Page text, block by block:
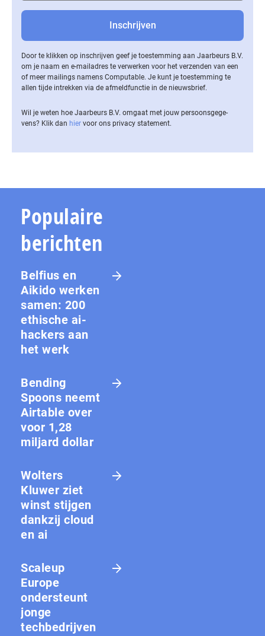
Door te klikken op inschrijven geef je toestemming aan Jaarbeurs B.V.
om je naam en e-mailadres te verwerken voor het verzenden van een
of meer mailings namens Computable. Je kunt je toestemming te
allen tijde intrekken via de af­meld­func­tie in de nieuwsbrief.
Wil je weten hoe Jaarbeurs B.V. omgaat met jouw per­soons­ge­ge­
vens? Klik dan hier voor ons privacy statement.
Populaire
berichten
Belfius en
Aikido werken
samen: 200
ethische ai-
hackers aan
het werk
Bending
Spoons neemt
Airtable over
voor 1,28
miljard dollar
Wolters
Kluwer ziet
winst stijgen
dankzij cloud
en ai
Scaleup
Europe
ondersteunt
jonge
techbedrijven